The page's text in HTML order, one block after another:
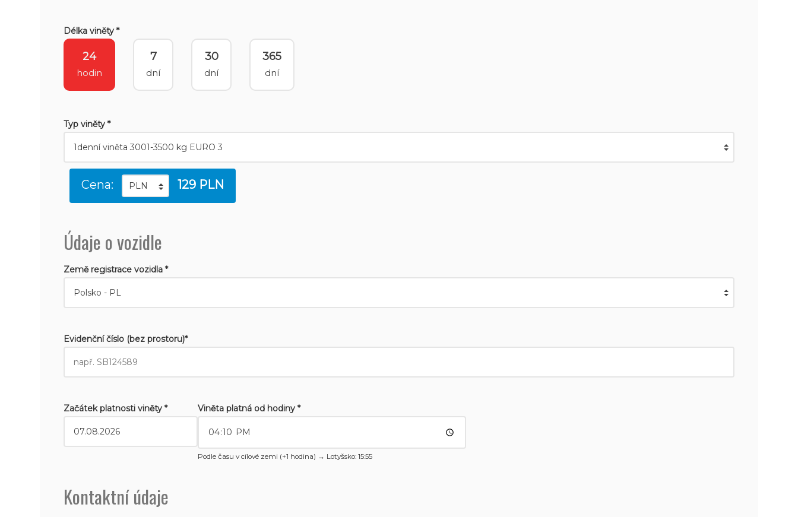
Délka viněty *
24
hodin
7
dní
30
dní
365
dní
Typ viněty *
Cena: 129 PLN
Údaje o vozidle
Země registrace vozidla *
Evidenční číslo (bez prostoru)*
Začátek platnosti viněty * Viněta platná od hodiny *
Podle času v cílové zemi (+1 hodina) → Lotyšsko: 15:55
Kontaktní údaje